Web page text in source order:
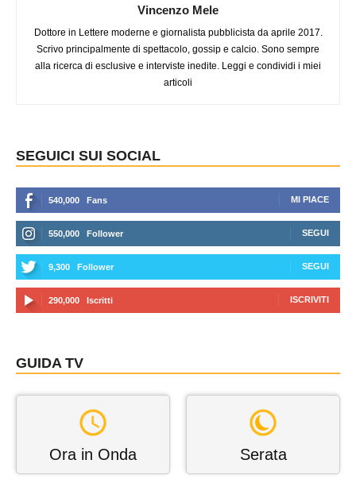
Vincenzo Mele
Dottore in Lettere moderne e giornalista pubblicista da aprile 2017.
Scrivo principalmente di spettacolo, gossip e calcio. Sono sempre
alla ricerca di esclusive e interviste inedite. Leggi e condividi i miei
articoli
SEGUICI SUI SOCIAL
540,000 Fans MI PIACE
550,000 Follower SEGUI
9,300 Follower SEGUI
290,000 Iscritti ISCRIVITI
GUIDA TV
Ora in Onda Serata